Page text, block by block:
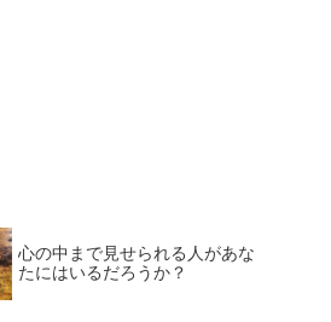
心の中まで見せられる人があな
たにはいるだろうか？